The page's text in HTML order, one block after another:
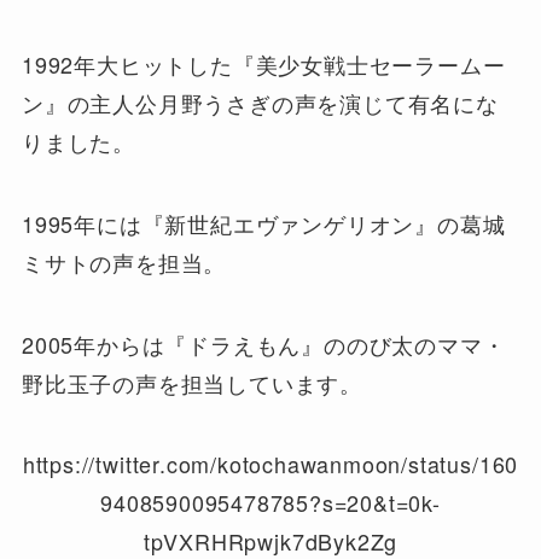
1992年大ヒットした『美少女戦士セーラームー
ン』の主人公月野うさぎの声を演じて有名にな
りました。
1995年には『新世紀エヴァンゲリオン』の葛城
ミサトの声を担当。
2005年からは『ドラえもん』ののび太のママ・
野比玉子の声を担当しています。
https://twitter.com/kotochawanmoon/status/160
9408590095478785?s=20&t=0k-
tpVXRHRpwjk7dByk2Zg